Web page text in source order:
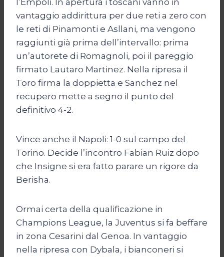
vantaggio addirittura per due reti a zero con
le reti di Pinamonti e Asllani, ma vengono
raggiunti già prima dell’intervallo: prima
un’autorete di Romagnoli, poi il pareggio
firmato Lautaro Martinez. Nella ripresa il
Toro firma la doppietta e Sanchez nel
recupero mette a segno il punto del
definitivo 4-2.
Vince anche il Napoli: 1-0 sul campo del
Torino. Decide l’incontro Fabian Ruiz dopo
che Insigne si era fatto parare un rigore da
Berisha.
Ormai certa della qualificazione in
Champions League, la Juventus si fa beffare
in zona Cesarini dal Genoa. In vantaggio
nella ripresa con Dybala, i bianconeri si